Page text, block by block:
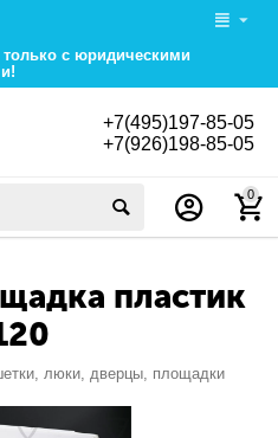
с юридическими
+7(495)197-85-05
+7(926)198-85-05
0
пластик
люки, дверцы, площадки